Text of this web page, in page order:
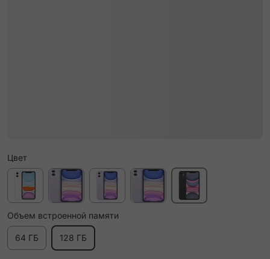
Цвет
Объем встроенной памяти
64 ГБ 128 ГБ